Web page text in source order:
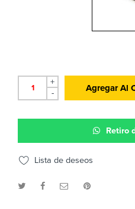
+
-
Agregar Al
Retiro
Lista de deseos